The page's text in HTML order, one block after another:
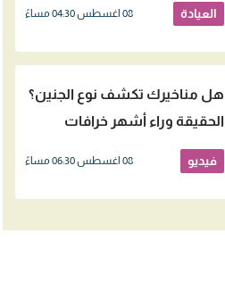
العيادة 08 اغسطس 04:30 مساءً
هل مناخيرك تكشف نوع الجنين؟
الحقيقة وراء أشهر خرافات
الحمل
فيديو 08 اغسطس 06:30 مساءً